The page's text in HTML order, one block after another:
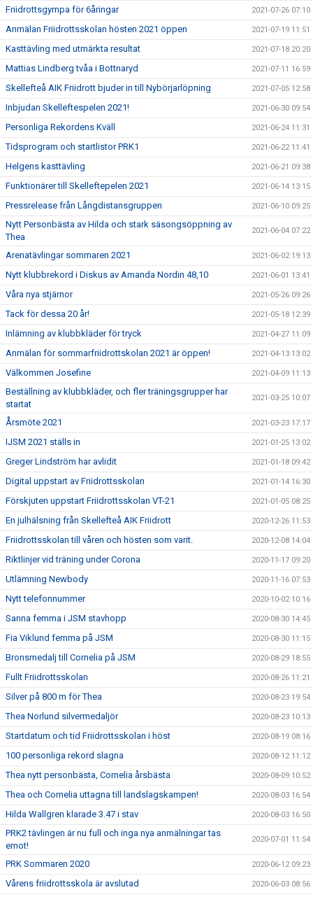
Friidrottsgympa för 6åringar 2021-07-26 07:10
Anmälan Friidrottsskolan hösten 2021 öppen 2021-07-19 11:51
Kasttävling med utmärkta resultat 2021-07-18 20:20
Mattias Lindberg tvåa i Bottnaryd 2021-07-11 16:59
Skellefteå AIK Friidrott bjuder in till Nybörjarlöpning 2021-07-05 12:58
Inbjudan Skelleftespelen 2021! 2021-06-30 09:54
Personliga Rekordens Kväll 2021-06-24 11:31
Tidsprogram och startlistor PRK1 2021-06-22 11:41
Helgens kasttävling 2021-06-21 09:38
Funktionärer till Skelleftepelen 2021 2021-06-14 13:15
Pressrelease från Långdistansgruppen 2021-06-10 09:25
Nytt Personbästa av Hilda och stark säsongsöppning av
Thea
2021-06-04 07:22
Arenatävlingar sommaren 2021 2021-06-02 19:13
Nytt klubbrekord i Diskus av Amanda Nordin 48,10 2021-06-01 13:41
Våra nya stjärnor 2021-05-26 09:26
Tack för dessa 20 år! 2021-05-18 12:39
Inlämning av klubbkläder för tryck 2021-04-27 11:09
Anmälan för sommarfriidrottskolan 2021 är öppen! 2021-04-13 13:02
Välkommen Josefine 2021-04-09 11:13
Beställning av klubbkläder, och fler träningsgrupper har
startat
2021-03-25 10:07
Årsmöte 2021 2021-03-23 17:17
IJSM 2021 ställs in 2021-01-25 13:02
Greger Lindström har avlidit 2021-01-18 09:42
Digital uppstart av Friidrottsskolan 2021-01-14 16:30
Förskjuten uppstart Friidrottsskolan VT-21 2021-01-05 08:25
En julhälsning från Skellefteå AIK Friidrott 2020-12-26 11:53
Friidrottsskolan till våren och hösten som varit. 2020-12-08 14:04
Riktlinjer vid träning under Corona 2020-11-17 09:20
Utlämning Newbody 2020-11-16 07:53
Nytt telefonnummer 2020-10-02 10:16
Sanna femma i JSM stavhopp 2020-08-30 14:45
Fia Viklund femma på JSM 2020-08-30 11:15
Bronsmedalj till Cornelia på JSM 2020-08-29 18:55
Fullt Friidrottsskolan 2020-08-26 11:21
Silver på 800 m för Thea 2020-08-23 19:54
Thea Norlund silvermedaljör 2020-08-23 10:13
Startdatum och tid Friidrottsskolan i höst 2020-08-19 08:16
100 personliga rekord slagna 2020-08-12 11:12
Thea nytt personbästa, Cornelia årsbästa 2020-08-09 10:52
Thea och Cornelia uttagna till landslagskampen! 2020-08-03 16:54
Hilda Wallgren klarade 3.47 i stav 2020-08-03 16:50
PRK2 tävlingen är nu full och inga nya anmälningar tas
emot!
2020-07-01 11:54
PRK Sommaren 2020 2020-06-12 09:23
Vårens friidrottsskola är avslutad 2020-06-03 08:56